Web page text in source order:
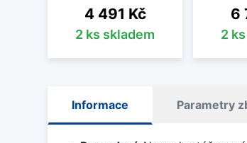
Cena
4 491 Kč
2 ks skladem
6
2
Informace Parametry